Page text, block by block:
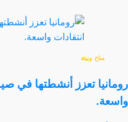
مناخ وبيئة
رومانيا تعزز أنشطتها في
واسعة.